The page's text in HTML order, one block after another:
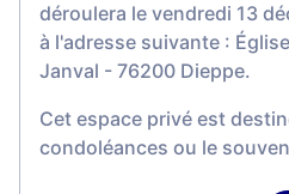
déroulera le vendredi 13
à l'adresse suivante :
Janval - 76200 Dieppe.
Cet espace privé est
condoléances ou le